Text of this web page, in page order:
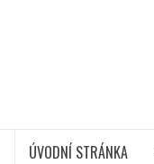
ÚVODNÍ STRÁNKA